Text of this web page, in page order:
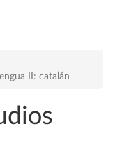
II: catalán